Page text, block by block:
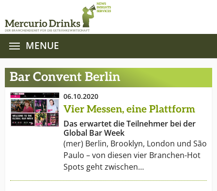
MENUE
Bar Convent Berlin
06.10.2020
Vier Messen, eine Plattform
Das erwartet die Teilnehmer bei der
Global Bar Week
(mer) Berlin, Brooklyn, London und São
Paulo – von diesen vier Branchen-Hot
Spots geht zwischen…